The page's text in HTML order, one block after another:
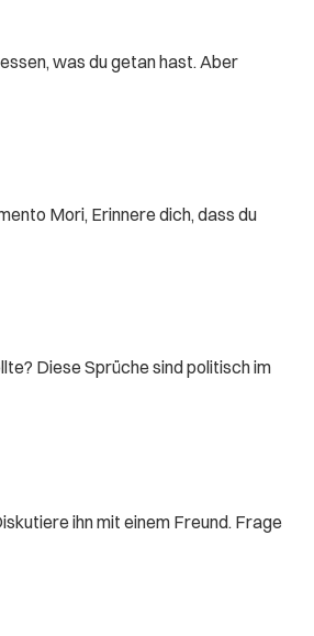
was du getan hast. Aber
Mori, Erinnere dich, dass du
Diese Sprüche sind politisch im
ihn mit einem Freund. Frage